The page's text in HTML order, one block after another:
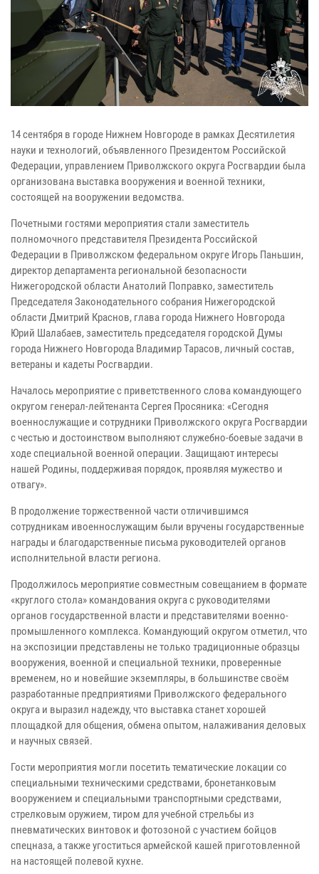
14 сентября в городе Нижнем Новгороде в рамках Десятилетия
науки и технологий, объявленного Президентом Российской
Федерации, управлением Приволжского округа Росгвардии была
организована выставка вооружения и военной техники,
состоящей на вооружении ведомства.
Почетными гостями мероприятия стали заместитель
полномочного представителя Президента Российской
Федерации в Приволжском федеральном округе Игорь Паньшин,
директор департамента региональной безопасности
Нижегородской области Анатолий Поправко, заместитель
Председателя Законодательного собрания Нижегородской
области Дмитрий Краснов, глава города Нижнего Новгорода
Юрий Шалабаев, заместитель председателя городской Думы
города Нижнего Новгорода Владимир Тарасов, личный состав,
ветераны и кадеты Росгвардии.
Началось мероприятие с приветственного слова командующего
округом генерал-лейтенанта Сергея Просяника: «Сегодня
военнослужащие и сотрудники Приволжского округа Росгвардии
с честью и достоинством выполняют служебно-боевые задачи в
ходе специальной военной операции. Защищают интересы
нашей Родины, поддерживая порядок, проявляя мужество и
отвагу».
В продолжение торжественной части отличившимся
сотрудникам ивоеннослужащим были вручены государственные
награды и благодарственные письма руководителей органов
исполнительной власти региона.
Продолжилось мероприятие совместным совещанием в формате
«круглого стола» командования округа с руководителями
органов государственной власти и представителями военно-
промышленного комплекса. Командующий округом отметил, что
на экспозиции представлены не только традиционные образцы
вооружения, военной и специальной техники, проверенные
временем, но и новейшие экземпляры, в большинстве своём
разработанные предприятиями Приволжского федерального
округа и выразил надежду, что выставка станет хорошей
площадкой для общения, обмена опытом, налаживания деловых
и научных связей.
Гости мероприятия могли посетить тематические локации со
специальными техническими средствами, бронетанковым
вооружением и специальными транспортными средствами,
стрелковым оружием, тиром для учебной стрельбы из
пневматических винтовок и фотозоной с участием бойцов
спецназа, а также угоститься армейской кашей приготовленной
на настоящей полевой кухне.